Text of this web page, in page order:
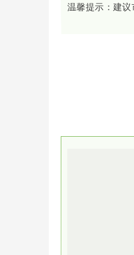
温馨提示：建议